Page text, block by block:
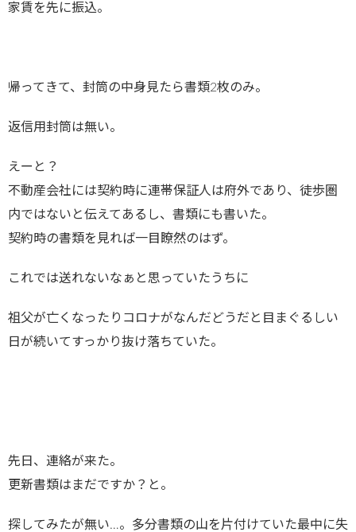
家賃を先に振込。
帰ってきて、封筒の中身見たら書類2枚のみ。
返信用封筒は無い。
えーと？
不動産会社には契約時に連帯保証人は府外であり、徒歩圏
内ではないと伝えてあるし、書類にも書いた。
契約時の書類を見れば一目瞭然のはず。
これでは送れないなぁと思っていたうちに
祖父が亡くなったりコロナがなんだどうだと目まぐるしい
日が続いてすっかり抜け落ちていた。
先日、連絡が来た。
更新書類はまだですか？と。
探してみたが無い…。多分書類の山を片付けていた最中に失